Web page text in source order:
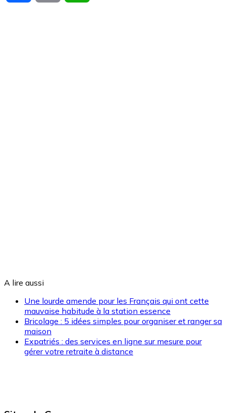
A lire aussi
Une lourde amende pour les Français qui ont cette
mauvaise habitude à la station essence
Bricolage : 5 idées simples pour organiser et ranger sa
maison
Expatriés : des services en ligne sur mesure pour
gérer votre retraite à distance